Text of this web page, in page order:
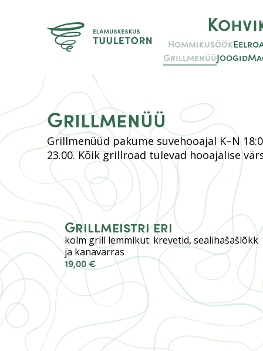
Hommikusöök
GrillmenüüJoogid
Grillmenüü
Grillmenüüd pakume suvehooajal K–N
23.00. Kõik grillroad tulevad hooajalise
Grillmeistri eri
kolm grill lemmikut: krevetid, sealihašašlõkk
ja kanavarras
19,00 €